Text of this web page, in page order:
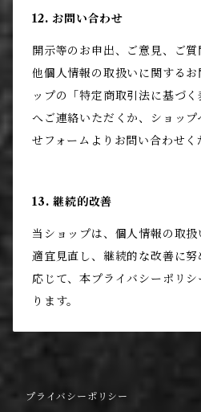
12. お問い合わせ
開示等のお申出、ご意見、ご
他個人情報の取扱いに関する
ップの「特定商取引法に基づ
へご連絡いただくか、ショッ
せフォームよりお問い合わせく
13. 継続的改善
当ショップは、個人情報の取
適宜見直し、継続的な改善に
応じて、本プライバシーポリ
ります。
プライバシーポリシー